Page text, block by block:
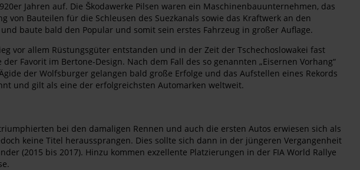
Jahren auf. Die Škodawerke Pilsen waren ein Maschinenbauunternehmen, das
Bauteilen für die Schleusen des Suezkanals sowie das Kraftwerk an den
baute bald den Popular und somit sein erstes Fahrzeug in großer Auflage.
vor allem Rüstungsgüter entstanden und in der Zeit der Tschechoslowakei fast
Favorit im Bertone-Design. Nach dem Fall des so genannten „Eisernen Vorhang“
der Wolfsburger gelangen bald große Erfolge und das Aufstellen eines Rekords
und gilt als eine der erfolgreichsten Automarken weltweit.
bei den damaligen Rennen und auch die ersten Autos erwiesen sich als
keine Titel heraussprangen. Dies sollte sich dann in der jüngeren Vergangenheit
(2015 bis 2017). Hinzu kommen exzellente Platzierungen in der FIA World Rallye